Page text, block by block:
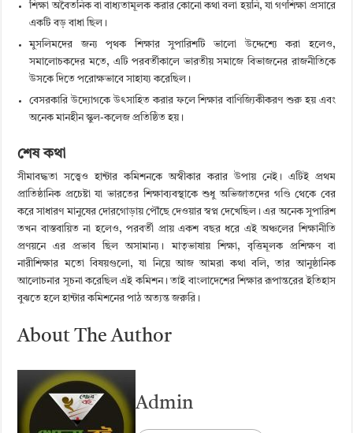
শিক্ষা অবৈতনিক বা বাধ্যতামূলক করার কোনো কথা বলা হয়নি, যা গণশিক্ষা প্রসারে
একটি বড় বাধা ছিল।
মুসলিমদের জন্য পৃথক শিক্ষার সুপারিশটি ভালো উদ্দেশ্যে করা হলেও,
সমালোচকদের মতে, এটি পরবর্তীকালে ভারতীয় সমাজে বিভাজনের রাজনীতিকে
উসকে দিতে পরোক্ষভাবে সাহায্য করেছিল।
বেসরকারি উদ্যোগকে উৎসাহিত করার ফলে শিক্ষার বাণিজ্যিকীকরণ শুরু হয় এবং
অনেক মানহীন স্কুল-কলেজ প্রতিষ্ঠিত হয়।
শেষ কথা
সীমাবদ্ধতা সত্ত্বেও হান্টার কমিশনকে অস্বীকার করার উপায় নেই। এটিই প্রথম
প্রাতিষ্ঠানিক প্রচেষ্টা যা ভারতের শিক্ষাব্যবস্থাকে শুধু অভিজাতদের গণ্ডি থেকে বের
করে সাধারণ মানুষের দোরগোড়ায় পৌঁছে দেওয়ার স্বপ্ন দেখেছিল। এর অনেক সুপারিশ
তখন বাস্তবায়িত না হলেও, পরবর্তী প্রায় একশ বছর ধরে এই অঞ্চলের শিক্ষানীতি
প্রণয়নে এর প্রভাব ছিল অসামান্য। মাতৃভাষায় শিক্ষা, বৃত্তিমূলক প্রশিক্ষণ বা
নারীশিক্ষার মতো বিষয়গুলো, যা নিয়ে আজ আমরা কথা বলি, তার আনুষ্ঠানিক
আলোচনার সূচনা করেছিল এই কমিশন। তাই বাংলাদেশের শিক্ষার রূপান্তরের ইতিহাস
বুঝতে হলে হান্টার কমিশনের পাঠ অত্যন্ত জরুরি।
About The Author
Admin